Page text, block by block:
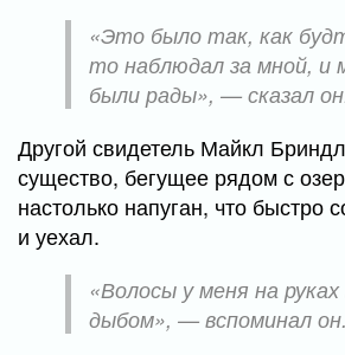
«Это было так, как
то наблюдал за мной, и
были рады», — сказал
Другой свидетель Майкл
существо, бегущее рядом с
настолько напуган, что быстро
и уехал.
«Волосы у меня на
дыбом», — вспоминал он.